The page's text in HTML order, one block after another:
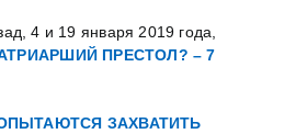
4 и 19 января 2019 года,
ПРЕСТОЛ? – 7
ЗАХВАТИТЬ